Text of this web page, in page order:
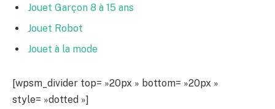
Jouet Garçon 8 à 15 ans
Jouet Robot
Jouet à la mode
[wpsm_divider top= »20px » bottom= »20px »
style= »dotted »]